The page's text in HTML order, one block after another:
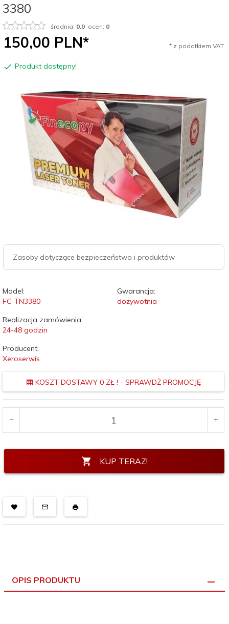
3380
średnia: 0.0 ocen: 0
150,00 PLN* * z podatkiem VAT
Produkt dostępny!
Zasoby dotyczące bezpieczeństwa i produktów
Model:
FC-TN3380
Gwarancja:
dożywotnia
Realizacja zamówienia:
24-48 godzin
Producent:
Xeroserwis
KOSZT DOSTAWY 0 ZŁ ! - SPRAWDŻ PROMOCJĘ
KUP TERAZ!
OPIS PRODUKTU